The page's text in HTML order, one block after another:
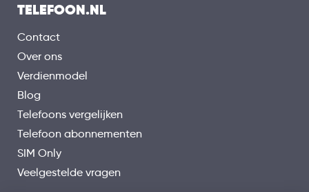
TELEFOON.NL
Contact
Over ons
Verdienmodel
Blog
Telefoons vergelijken
Telefoon abonnementen
SIM Only
Veelgestelde vragen